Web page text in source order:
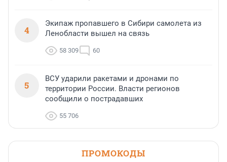
4
Экипаж пропавшего в Сибири самолета из
Ленобласти вышел на связь
58 309 60
5
ВСУ ударили ракетами и дронами по
территории России. Власти регионов
сообщили о пострадавших
55 706
ПРОМОКОДЫ